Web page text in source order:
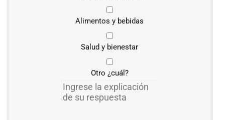
Alimentos y bebidas
Salud y bienestar
Otro ¿cuál?